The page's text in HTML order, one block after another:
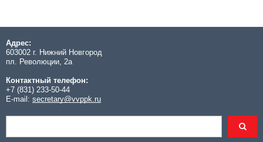
Адрес:
603002 г. Нижний Новгород
пл. Революции, 2а
Контактный телефон:
+7 (831) 233-50-44
E-mail: secretary@vvppk.ru